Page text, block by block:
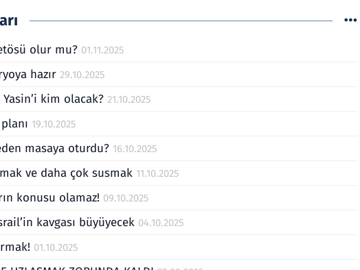
olur mu? 01.11.2025
hazır29.10.2025
Yasin’i kim olacak?21.10.2025
19.10.2025
masaya oturdu? 16.10.2025
ve daha çok susmak 11.10.2025
konusu olamaz! 09.10.2025
kavgası büyüyecek 04.10.2025
01.10.2025